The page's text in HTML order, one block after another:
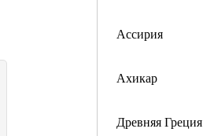
Ассирия
Ахикар
Древняя Греция